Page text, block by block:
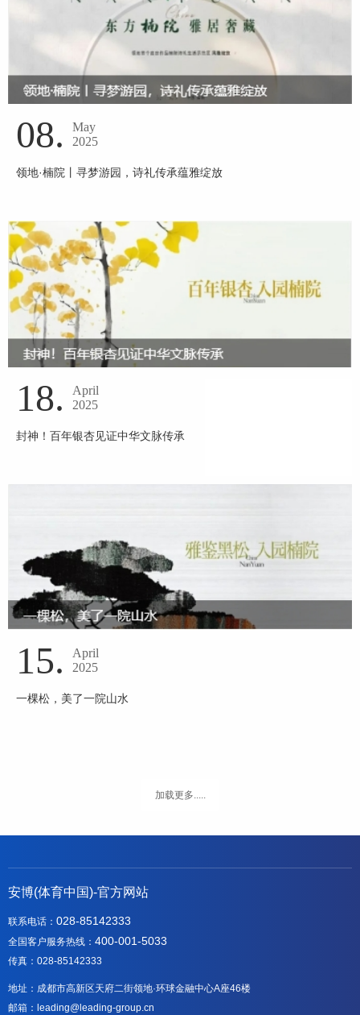
08.
May
2025
领地·楠院丨寻梦游园，诗礼传承蕴雅绽放
18.
April
2025
封神！百年银杏见证中华文脉传承
15.
April
2025
一棵松，美了一院山水
加载更多.....
安博(体育中国)-官方网站
联系电话： 028-85142333
全国客户服务热线： 400-001-5033
传真：028-85142333
地址：成都市高新区天府二街领地·环球金融中心A座46楼
邮箱：leading@leading-group.cn